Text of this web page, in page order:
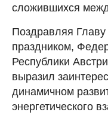
сложившихся
Поздравляя
праздником,
Республики
выразил
динамичном
энергетического